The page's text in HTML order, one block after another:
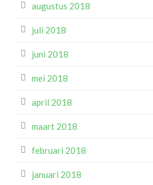
augustus 2018
juli 2018
juni 2018
mei 2018
april 2018
maart 2018
februari 2018
januari 2018